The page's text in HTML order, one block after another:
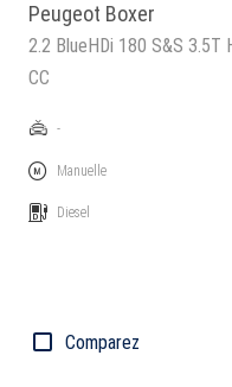
Peugeot Boxer
2.2 BlueHDi 180 S&S 3.5T
CC
-
Manuelle
Diesel
Comparez